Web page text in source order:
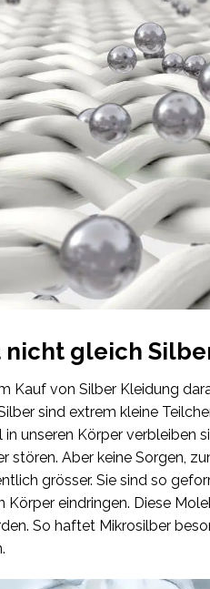
nicht gleich
Kauf von Silber Kleidung
sind extrem kleine
in unseren Körper verbleiben
stören. Aber keine Sorgen,
grösser. Sie sind so
Körper eindringen. Diese
So haftet Mikrosilber